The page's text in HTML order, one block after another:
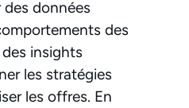
données
des
insights
les stratégies
les offres. En